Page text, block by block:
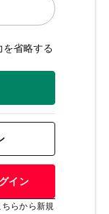
省略する
イン
らから新規